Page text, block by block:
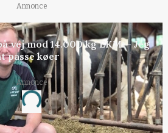
Annonce
vej mod 14.000 kg EKM: - Jeg
passe køer
Annonce
Loading...